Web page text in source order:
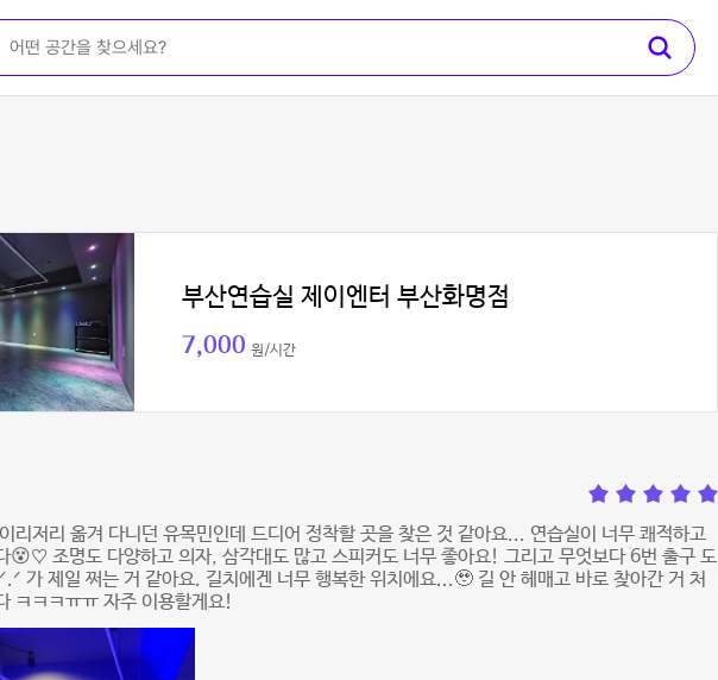
부산연습실 제이엔터 부산화명점
7,000 원/시간
리저리 옮겨 다니던 유목민인데 드디어 정착할 곳을 찾은 것 같아요... 연습실이 너무 쾌적하고
😵♡ 조명도 다양하고 의자, 삼각대도 많고 스피커도 너무 좋아요! 그리고 무엇보다 6번 출구 도
가 제일 쩌는 거 같아요. 길치에겐 너무 행복한 위치에요...🥹 길 안 헤매고 바로 찾아간 거 처
ㅋㅋㅋㅠㅠ 자주 이용할게요!